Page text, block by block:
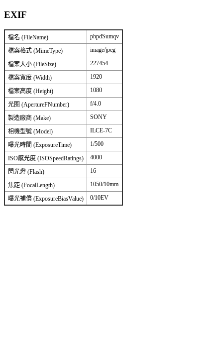
EXIF
檔名 (FileName) phpdSumqv
檔案格式 (MimeType) image/jpeg
檔案大小 (FileSize) 227454
檔案寬度 (Width) 1920
檔案高度 (Height) 1080
光圈 (ApertureFNumber) f/4.0
製造廠商 (Make) SONY
相機型號 (Model) ILCE-7C
曝光時間 (ExposureTime) 1/500
ISO感光度 (ISOSpeedRatings) 4000
閃光燈 (Flash) 16
焦距 (FocalLength) 1050/10mm
曝光補償 (ExposureBiasValue) 0/10EV